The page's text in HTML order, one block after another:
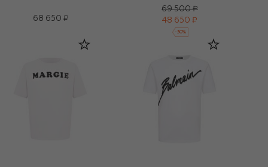
68 650 ₽
69 500 ₽
48 650 ₽
-30%